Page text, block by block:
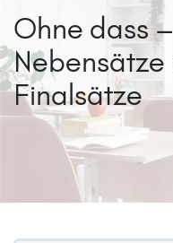
Ohne dass
Finalsätze